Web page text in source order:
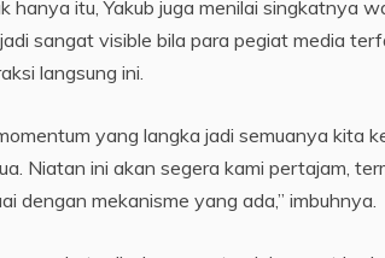
hanya itu, Yakub juga menilai singkatnya
sangat visible bila para pegiat media
langsung ini.
yang langka jadi semuanya kita
Niatan ini akan segera kami pertajam,
dengan mekanisme yang ada,” imbuhnya.